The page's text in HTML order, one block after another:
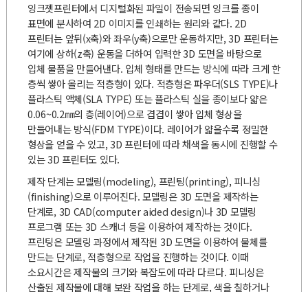
잉크젯프린터에서 디지털화된 파일이 전송되면 잉크를 종이
표면에 분사하여 2D 이미지를 인쇄하는 원리와 같다. 2D
프린터는 앞뒤(x축)와 좌우(y축)으로만 운동하지만, 3D 프린터는
여기에 상하(z축) 운동을 더하여 입력한 3D 도면을 바탕으로
입체 물품을 만들어낸다. 입체 형태를 만드는 방식에 따라 크게 한
층씩 쌓아 올리는 적층형이 있다. 적층형은 파우더(SLS TYPE)나
플라스틱 액체(SLA TYPE) 또는 플라스틱 실을 종이보다 얇은
0.06~0.2㎜의 층(레이어)으로 겹겹이 쌓아 입체 형상을
만들어내는 방식(FDM TYPE)이다. 레이어가 얇을수록 정밀한
형상을 얻을 수 있고, 3D 프린터에 따라 채색을 동시에 진행할 수
있는 3D 프린터도 있다.
제작 단계는 모델링(modeling), 프린팅(printing), 피니싱
(finishing)으로 이루어진다. 모델링은 3D 도면을 제작하는
단계로, 3D CAD(computer aided design)나 3D 모델링
프로그램 또는 3D 스캐너 등을 이용하여 제작하는 것이다.
프린팅은 모델링 과정에서 제작된 3D 도면을 이용하여 물체를
만드는 단계로, 적층형으로 작업을 진행하는 것이다. 이때
소요시간은 제작물의 크기와 복잡도에 따라 다르다. 피니싱은
산출된 제작물에 대해 보완 작업을 하는 단계로, 색을 칠하거나